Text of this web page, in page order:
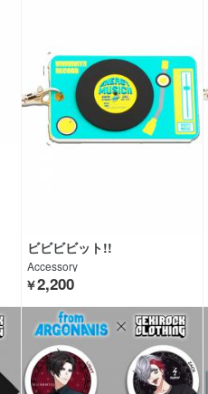
ビビビビット!!
Accessory
￥2,200